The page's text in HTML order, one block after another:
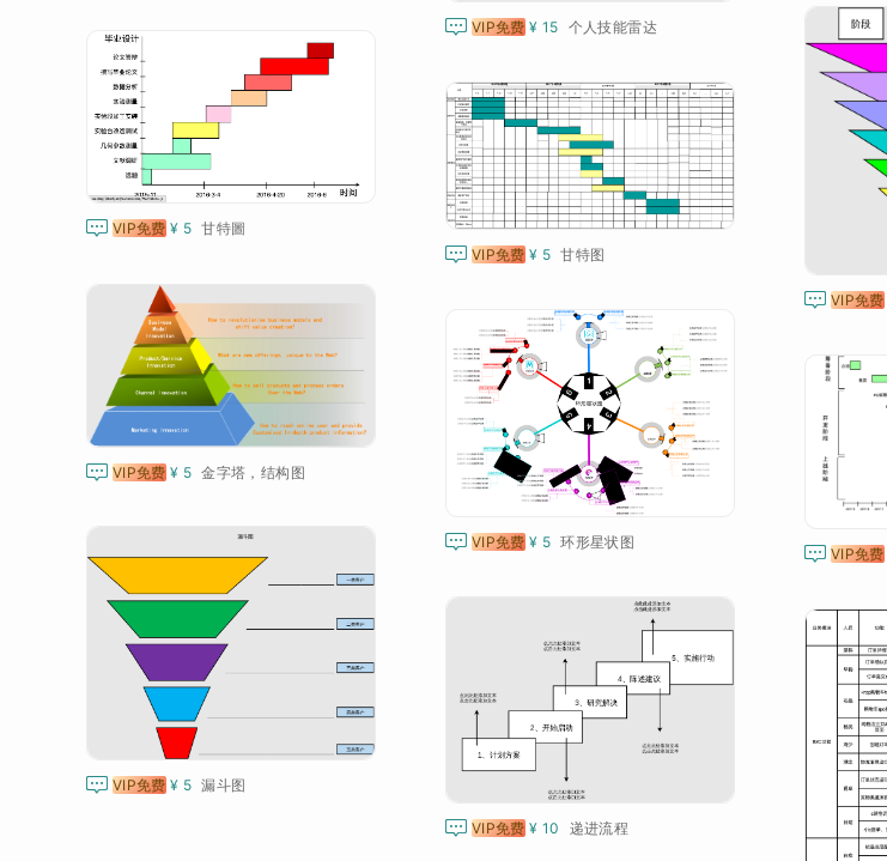
 VIP免费 ¥ 15 个人技能雷达
 VIP免费
 VIP免费 ¥ 5 甘特圖
 VIP免费 ¥ 5 甘特图
 VIP免费 ¥ 5 金字塔，结构图
 VIP免费 ¥ 5 环形星状图
 VIP免费
 VIP免费 ¥ 5 漏斗图
 VIP免费 ¥ 10 递进流程